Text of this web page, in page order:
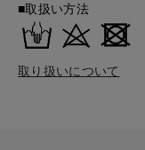
■取扱い方法
取り扱いについて